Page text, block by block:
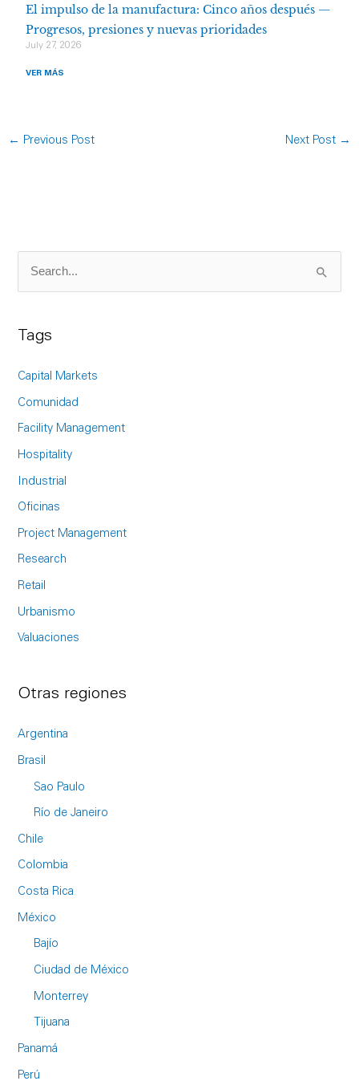
El impulso de la manufactura: Cinco años después —
Progresos, presiones y nuevas prioridades
July 27, 2026
VER MÁS
← Previous Post Next Post →
c
:
Tags
Capital Markets
Comunidad
Facility Management
Hospitality
Industrial
Oficinas
Project Management
Research
Retail
Urbanismo
Valuaciones
Otras regiones
Argentina
Brasil
Sao Paulo
Río de Janeiro
Chile
Colombia
Costa Rica
México
Bajío
Ciudad de México
Monterrey
Tijuana
Panamá
Perú